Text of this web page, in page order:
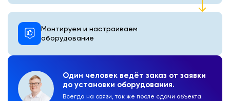
Один человек ведёт заказ от заявки
до установки оборудования.
Всегда на связи, так же после сдачи объекта.
Монтируем и настраиваем
оборудование